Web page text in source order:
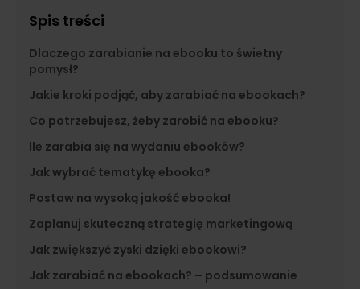
Spis treści
Dlaczego zarabianie na ebooku to świetny
pomysł?
Jakie kroki podjąć, aby zarabiać na ebookach?
Co potrzebujesz, żeby zarobić na ebooku?
Ile zarabia się na wydaniu ebooków?
Jak wybrać tematykę ebooka?
Postaw na wysoką jakość ebooka!
Zaplanuj skuteczną strategię marketingową
Jak zwiększyć zyski dzięki ebookowi?
Jak zarabiać na ebookach? – podsumowanie